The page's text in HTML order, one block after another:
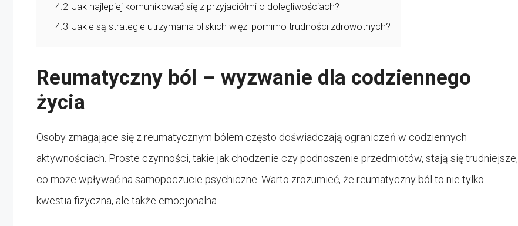
4.2 Jak najlepiej komunikować się z przyjaciółmi o dolegliwościach?
4.3 Jakie są strategie utrzymania bliskich więzi pomimo trudności zdrowotnych?
Reumatyczny ból – wyzwanie dla codziennego
życia
Osoby zmagające się z reumatycznym bólem często doświadczają ograniczeń w codziennych
aktywnościach. Proste czynności, takie jak chodzenie czy podnoszenie przedmiotów, stają się trudniejsze,
co może wpływać na samopoczucie psychiczne. Warto zrozumieć, że reumatyczny ból to nie tylko
kwestia fizyczna, ale także emocjonalna.